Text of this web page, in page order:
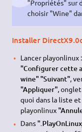
"Propriétés" sur
choisir "Wine"
Installer
Lancer playonlinux
"Configurer cette
wine" "Suivant",
"Appliquer", onglet
quoi dans la liste et
playonlinux
Dans